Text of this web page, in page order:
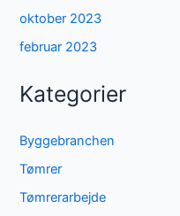
oktober 2023
februar 2023
Kategorier
Byggebranchen
Tømrer
Tømrerarbejde